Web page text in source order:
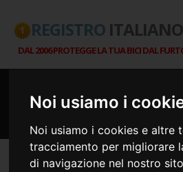
Noi usiamo i
Noi usiamo i cookies e altre
tracciamento per migliorare
di navigazione nel nostro
REGISTRO ITALIANO
DAL 2006 PROTEGGE LA TUA BICI DAL
Rinnovare l'iscrizione: sì/no